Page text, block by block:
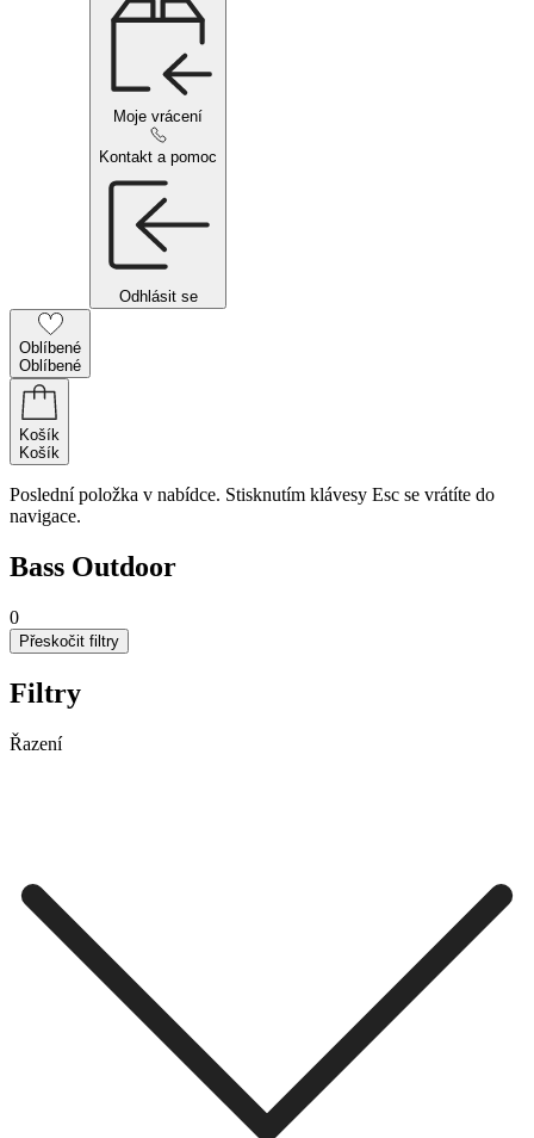
Moje vrácení
Kontakt a pomoc
Odhlásit se
Oblíbené
Oblíbené
Košík
Košík
Poslední položka v nabídce. Stisknutím klávesy Esc se vrátíte do
navigace.
Bass Outdoor
0
Přeskočit filtry
Filtry
Řazení